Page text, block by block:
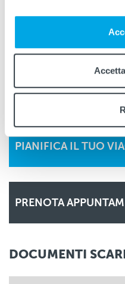
DIGITAL TICKET
PIANIFICA IL TUO
PRENOTA
DOCUMENTI